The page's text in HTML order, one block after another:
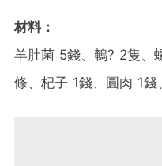
材料：
羊肚菌 5錢、鵪? 2隻、
條、杞子 1錢、圓肉 1